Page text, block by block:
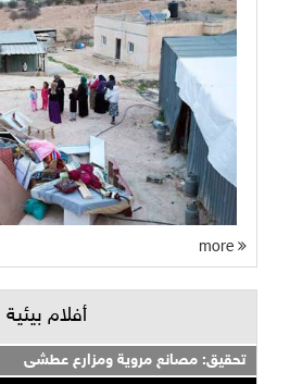
أفلام بيئية
تحقيق: مصانع مروية ومزارع عطشى